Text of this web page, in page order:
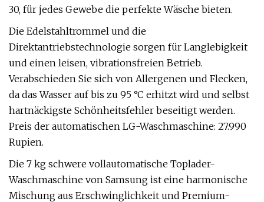
30, für jedes Gewebe die perfekte Wäsche bieten.
Die Edelstahltrommel und die
Direktantriebstechnologie sorgen für Langlebigkeit
und einen leisen, vibrationsfreien Betrieb.
Verabschieden Sie sich von Allergenen und Flecken,
da das Wasser auf bis zu 95 °C erhitzt wird und selbst
hartnäckigste Schönheitsfehler beseitigt werden.
Preis der automatischen LG-Waschmaschine: 27.990
Rupien.
Die 7 kg schwere vollautomatische Toplader-
Waschmaschine von Samsung ist eine harmonische
Mischung aus Erschwinglichkeit und Premium-